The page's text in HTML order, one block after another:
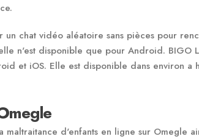
chat vidéo aléatoire sans pièces pour
n'est disponible que pour Android. BIGO
et iOS. Elle est disponible dans environ a
maltraitance d'enfants en ligne sur Omegle